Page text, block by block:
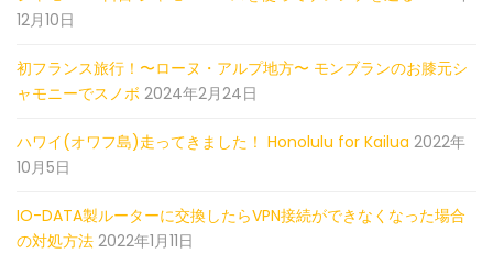
12月10日
初フランス旅行！〜ローヌ・アルプ地方〜 モンブランのお膝元シ
ャモニーでスノボ 2024年2月24日
ハワイ(オワフ島)走ってきました！ Honolulu for Kailua 2022年
10月5日
IO-DATA製ルーターに交換したらVPN接続ができなくなった場合
の対処方法 2022年1月11日